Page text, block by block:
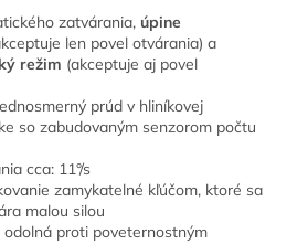
zatvárania, úpine
len povel otvárania) a
režim (akceptuje aj povel
prúd v hliníkovej
so zabudovaným senzorom počtu
cca: 11°/s
zamykatelné kľúčom, ktoré sa
malou silou
odolná proti poveternostným